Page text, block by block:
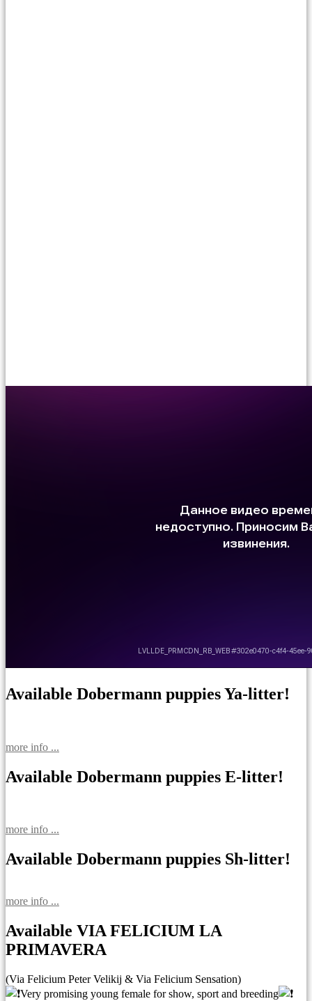
Available Dobermann puppies Ya-litter!
more info ...
Available Dobermann puppies E-litter!
more info ...
Available Dobermann puppies Sh-litter!
more info ...
Available VIA FELICIUM LA
PRIMAVERA
(Via Felicium Peter Velikij & Via Felicium Sensation)
Very promising young female for show, sport and breeding